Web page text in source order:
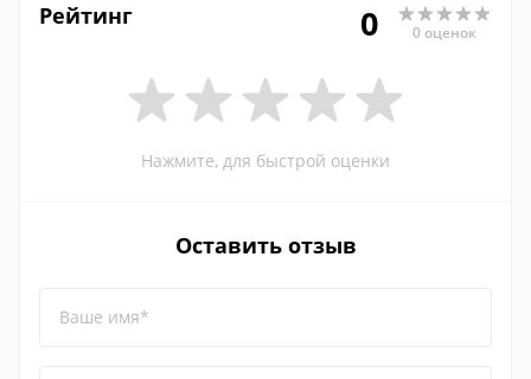
Рейтинг 0 0 оценок
Нажмите, для быстрой оценки
Оставить отзыв
Ваше имя*